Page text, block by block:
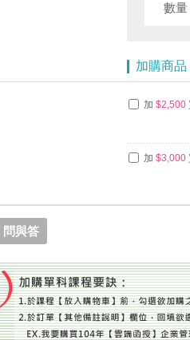
數
加購商品
加 $2,500
加 $3,000
問與答